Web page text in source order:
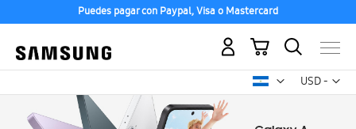
Puedes pagar con Paypal, Visa o Mastercard
USD -
dólar
Mi carrito